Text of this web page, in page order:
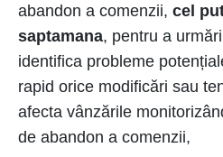
abandon a comenzii, cel
saptamana, pentru a
identifica probleme
rapid orice modificări sau
afecta vânzările
de abandon a comenzii,